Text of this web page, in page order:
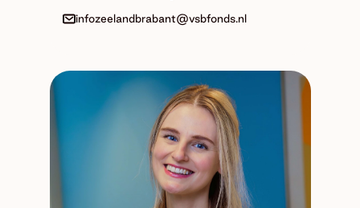
infozeelandbrabant@vsbfonds.nl